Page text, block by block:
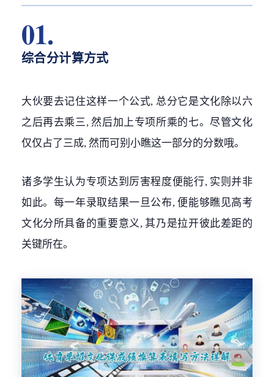
01.
综合分计算方式
大伙要去记住这样一个公式, 总分它是文化除以六
之后再去乘三, 然后加上专项所乘的七。尽管文化
仅仅占了三成, 然而可别小瞧这一部分的分数哦。
诸多学生认为专项达到厉害程度便能行, 实则并非
如此。每一年录取结果一旦公布, 便能够瞧见高考
文化分所具备的重要意义, 其乃是拉开彼此差距的
关键所在。